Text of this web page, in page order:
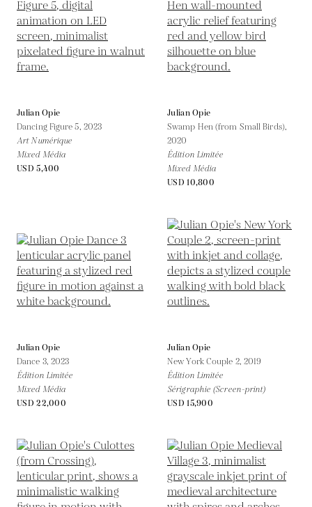
Julian Opie
Dancing Figure 5, 2023
Art Numérique
Mixed Média
USD 5,400
Julian Opie
Swamp Hen (from Small Birds),
2020
Édition Limitée
Mixed Média
USD 10,800
Julian Opie
Dance 3, 2023
Édition Limitée
Mixed Média
USD 22,000
Julian Opie
New York Couple 2, 2019
Édition Limitée
Sérigraphie (Screen-print)
USD 15,900